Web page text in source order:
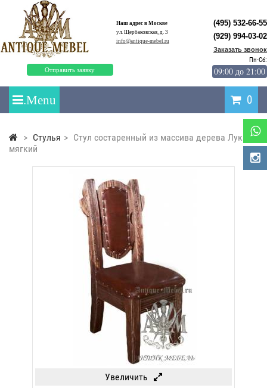
Наш адрес в Москве
ул. Щербаковская, д. 3
info@antique-mebel.ru
Отправить заявку
(495) 532-66-55
(929) 994-03-02
Заказать звонок
Пн-Сб:
09:00 до 21:00
0
> Стулья > Стул состаренный из массива дерева Лукаш
мягкий
Увеличить